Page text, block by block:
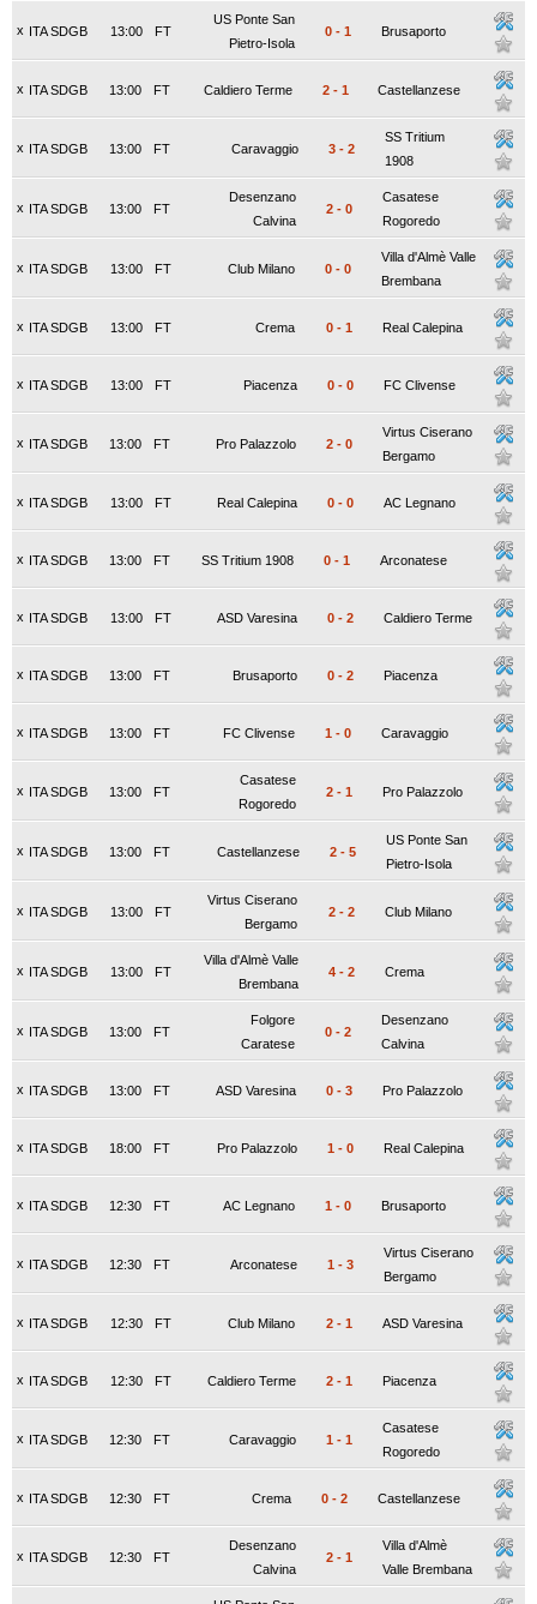
x ITA SDGB FT
13:00
US Ponte San
Pietro-Isola
0 - 1 Brusaporto
x ITA SDGB FT
13:00 Caldiero Terme 2 - 1 Castellanzese
x ITA SDGB FT
13:00 Caravaggio 3 - 2
SS Tritium
1908
x ITA SDGB FT
13:00
Desenzano
Calvina
2 - 0
Casatese
Rogoredo
x ITA SDGB FT
13:00 Club Milano 0 - 0
Villa d'Almè Valle
Brembana
x ITA SDGB FT
13:00 Crema 0 - 1 Real Calepina
x ITA SDGB FT
13:00 Piacenza 0 - 0 FC Clivense
x ITA SDGB FT
13:00 Pro Palazzolo 2 - 0
Virtus Ciserano
Bergamo
x ITA SDGB FT
13:00 Real Calepina 0 - 0 AC Legnano
x ITA SDGB FT
13:00 SS Tritium 1908 0 - 1 Arconatese
x ITA SDGB FT
13:00 ASD Varesina 0 - 2 Caldiero Terme
x ITA SDGB FT
13:00 Brusaporto 0 - 2 Piacenza
x ITA SDGB FT
13:00 FC Clivense 1 - 0 Caravaggio
x ITA SDGB FT
13:00
Casatese
Rogoredo
2 - 1 Pro Palazzolo
x ITA SDGB FT
13:00 Castellanzese 2 - 5
US Ponte San
Pietro-Isola
x ITA SDGB FT
13:00
Virtus Ciserano
Bergamo
2 - 2 Club Milano
x ITA SDGB FT
13:00
Villa d'Almè Valle
Brembana
4 - 2 Crema
x ITA SDGB FT
13:00
Folgore
Caratese
0 - 2
Desenzano
Calvina
x ITA SDGB FT
13:00 ASD Varesina 0 - 3 Pro Palazzolo
x ITA SDGB FT
18:00 Pro Palazzolo 1 - 0 Real Calepina
x ITA SDGB FT
12:30 AC Legnano 1 - 0 Brusaporto
x ITA SDGB FT
12:30 Arconatese 1 - 3
Virtus Ciserano
Bergamo
x ITA SDGB FT
12:30 Club Milano 2 - 1 ASD Varesina
x ITA SDGB FT
12:30 Caldiero Terme 2 - 1 Piacenza
x ITA SDGB FT
12:30 Caravaggio 1 - 1
Casatese
Rogoredo
x ITA SDGB FT
12:30 Crema 0 - 2 Castellanzese
x ITA SDGB FT
12:30
Desenzano
Calvina
2 - 1
Villa d'Almè
Valle Brembana